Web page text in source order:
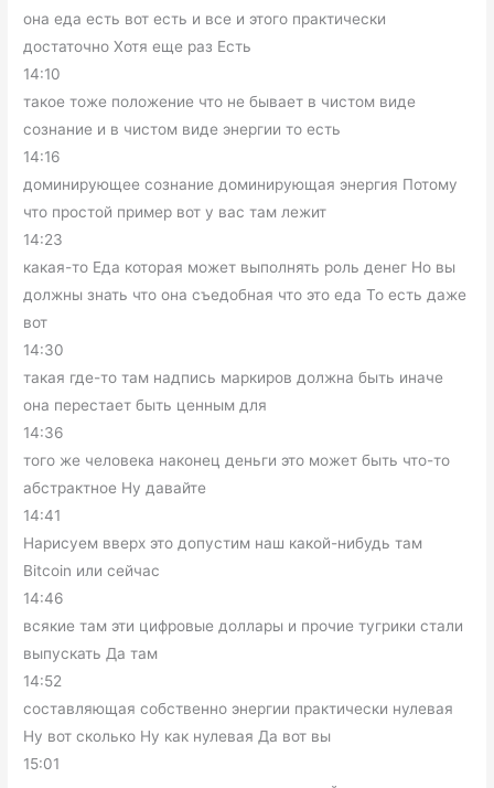
она еда есть вот есть и все и этого практически
достаточно Хотя еще раз Есть
14:10
такое тоже положение что не бывает в чистом виде
сознание и в чистом виде энергии то есть
14:16
доминирующее сознание доминирующая энергия Потому
что простой пример вот у вас там лежит
14:23
какая-то Еда которая может выполнять роль денег Но вы
должны знать что она съедобная что это еда То есть даже
вот
14:30
такая где-то там надпись маркиров должна быть иначе
она перестает быть ценным для
14:36
того же человека наконец деньги это может быть что-то
абстрактное Ну давайте
14:41
Нарисуем вверх это допустим наш какой-нибудь там
Bitcoin или сейчас
14:46
всякие там эти цифровые доллары и прочие тугрики стали
выпускать Да там
14:52
составляющая собственно энергии практически нулевая
Ну вот сколько Ну как нулевая Да вот вы
15:01